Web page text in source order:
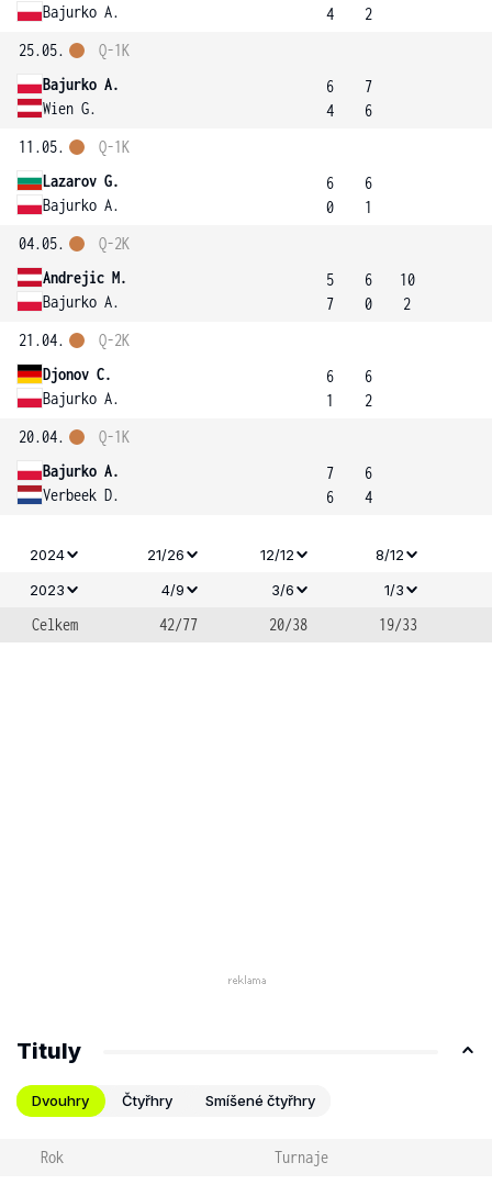
Bajurko A.
4
2
25.05.
Bajurko A.
Wien G.
Q-1K
6
4
7
6
11.05.
Lazarov G.
Bajurko A.
Q-1K
6
0
6
1
04.05.
Andrejic M.
Bajurko A.
Q-2K
5
7
6
0
10
2
21.04.
Djonov C.
Bajurko A.
Q-2K
6
1
6
2
20.04.
Bajurko A.
Verbeek D.
Q-1K
7
6
6
4
2024 21/26 12/12
8/12
2023
4/9 3/6 1/3
Celkem 42/77 20/38 19/33
Tituly
Dvouhry Čtyřhry Smíšené čtyřhry
Rok Turnaje